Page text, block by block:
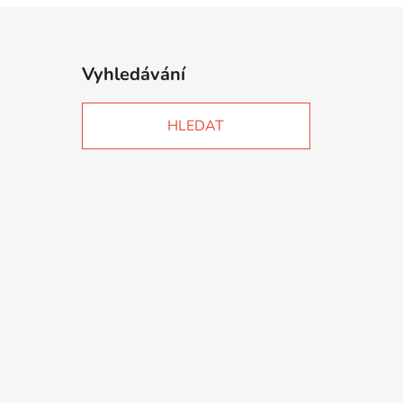
Vyhledávání
HLEDAT